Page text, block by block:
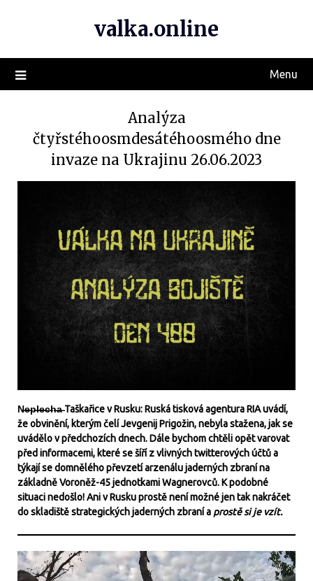
valka.online
Menu
Analýza
čtyřstéhoosmdesátéhoosmého dne
invaze na Ukrajinu 26.06.2023
N̶e̶p̶l̶e̶c̶h̶a̶ Taškařice v Rusku: Ruská tisková agentura RIA uvádí,
že obvinění, kterým čelí Jevgenij Prigožin, nebyla stažena, jak se
uvádělo v předchozích dnech. Dále bychom chtěli opět varovat
před informacemi, které se šíří z vlivných twitterových účtů a
týkají se domnělého převzetí arzenálu jaderných zbraní na
základně Voroněž-45 jednotkami Wagnerovců. K podobné
situaci nedošlo! Ani v Rusku prostě není možné jen tak nakráčet
do skladiště strategických jaderných zbraní a prostě si je vzít.